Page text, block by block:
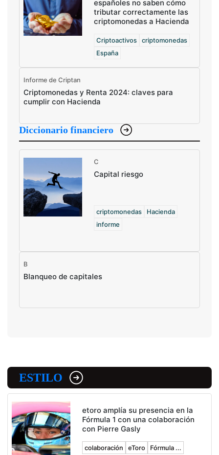
españoles no saben cómo
tributar correctamente las
criptomonedas a Hacienda
Criptoactivos
criptomonedas
España
Informe de Criptan
Criptomonedas y Renta 2024: claves para
cumplir con Hacienda
Diccionario financiero
C
Capital riesgo
criptomonedas
Hacienda
informe
B
Blanqueo de capitales
ESTILO
etoro amplía su presencia en la
Fórmula 1 con una colaboración
con Pierre Gasly
colaboración eToro Fórmula ...